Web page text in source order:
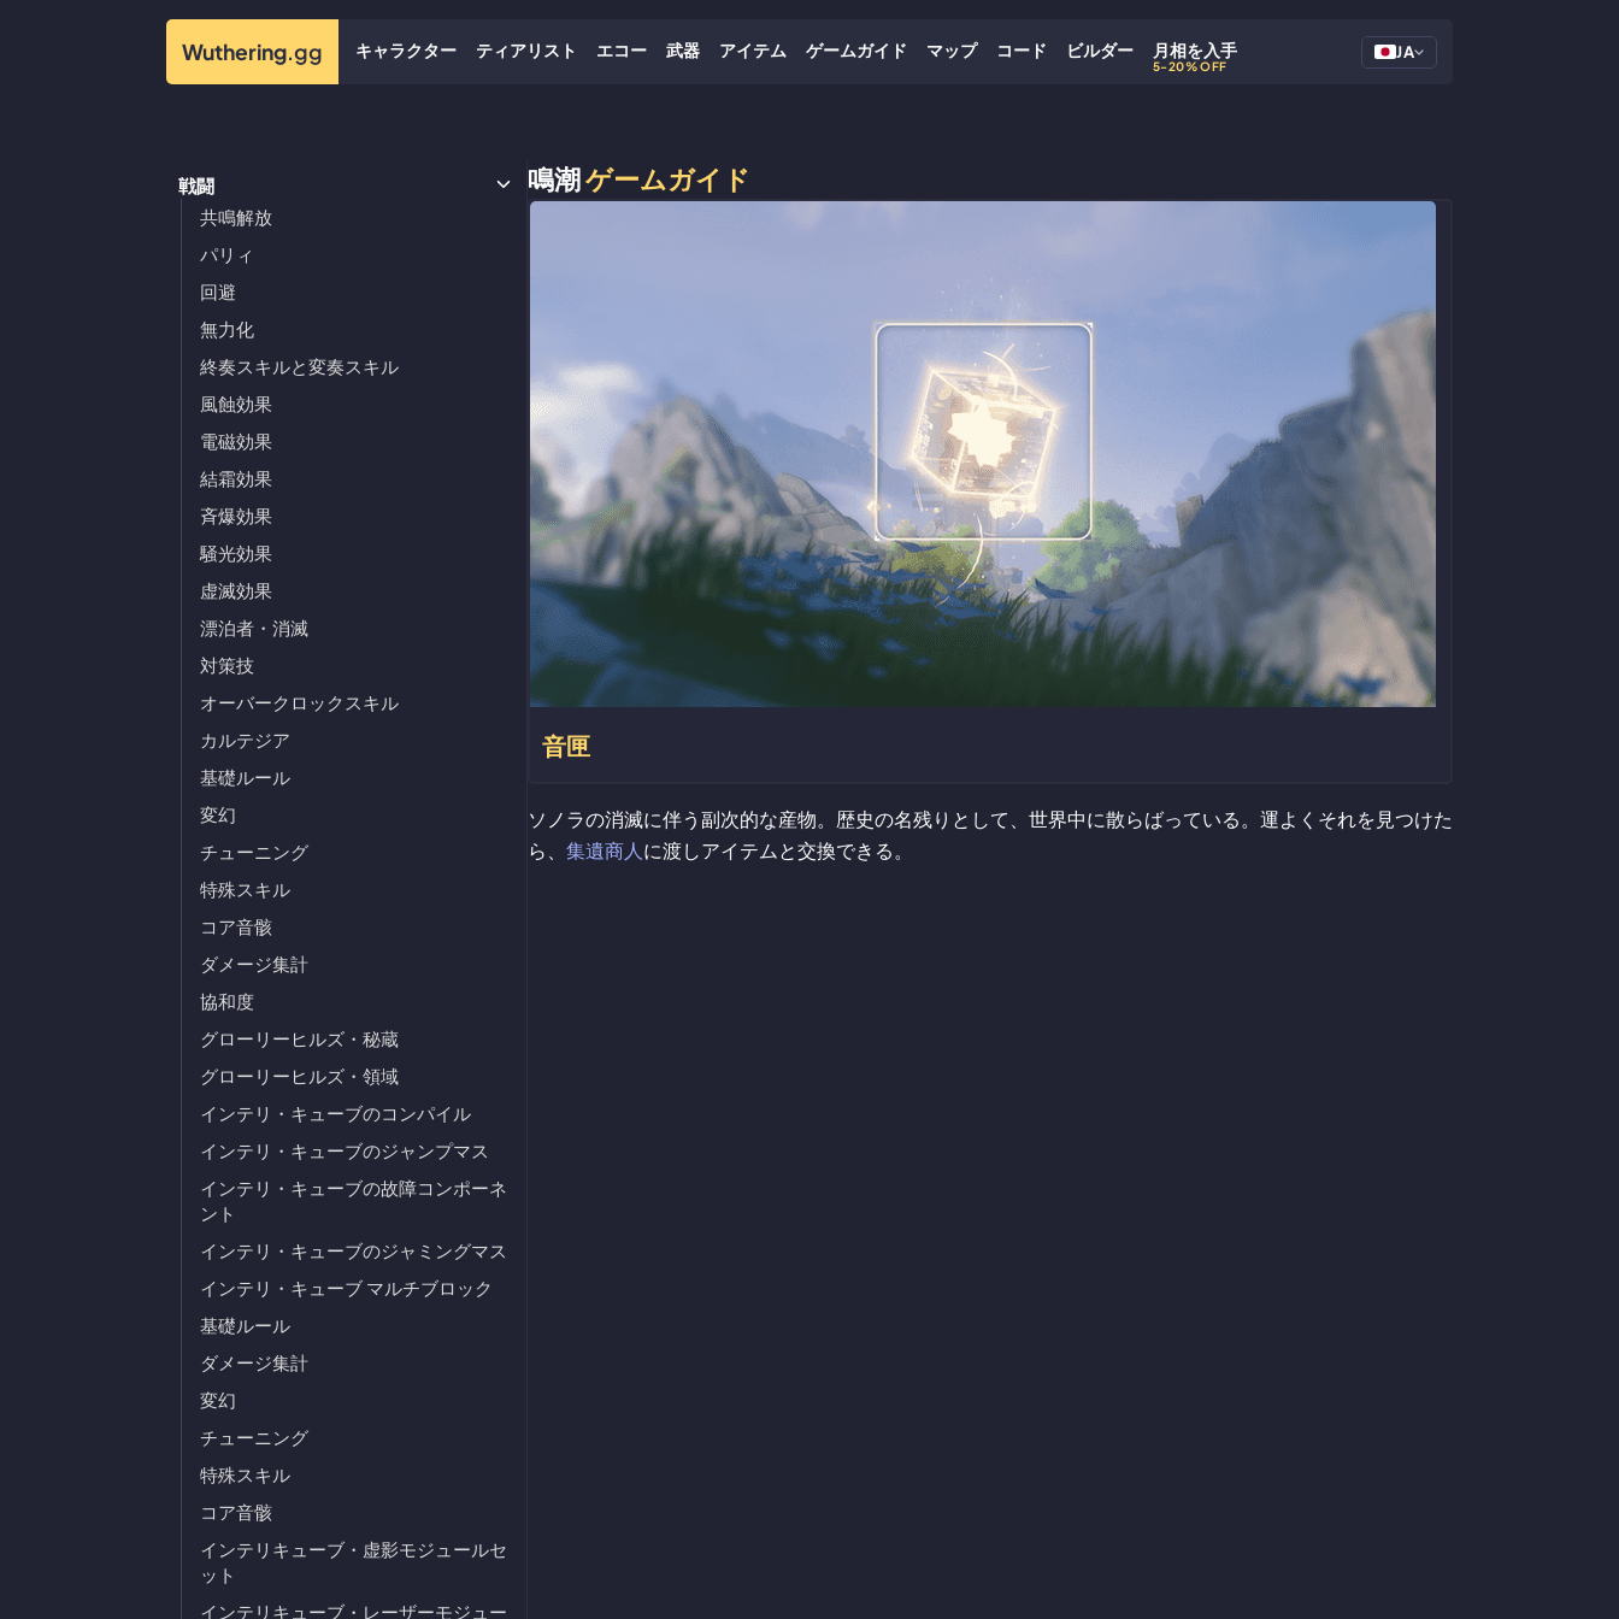
Wuthering.gg キャラクター ティアリスト エコー 武器 アイテム ゲームガイド マップ コード ビルダー 月相を入手
5-20% OFF
JA
戦闘
共鳴解放
パリィ
回避
無力化
終奏スキルと変奏スキル
風蝕効果
電磁効果
結霜効果
斉爆効果
騒光効果
虚滅効果
漂泊者・消滅
対策技
オーバークロックスキル
カルテジア
基礎ルール
変幻
チューニング
特殊スキル
コア音骸
ダメージ集計
協和度
グローリーヒルズ・秘蔵
グローリーヒルズ・領域
インテリ・キューブのコンパイル
インテリ・キューブのジャンプマス
インテリ・キューブの故障コンポーネ
ント
インテリ・キューブのジャミングマス
インテリ・キューブ マルチブロック
基礎ルール
ダメージ集計
変幻
チューニング
特殊スキル
コア音骸
インテリキューブ・虚影モジュールセ
ット
インテリキューブ・レーザーモジュー
鳴潮ゲームガイド
音匣
ソノラの消滅に伴う副次的な産物。歴史の名残りとして、世界中に散らばっている。運よくそれを見つけた
ら、 集遺商人 に渡しアイテムと交換できる。